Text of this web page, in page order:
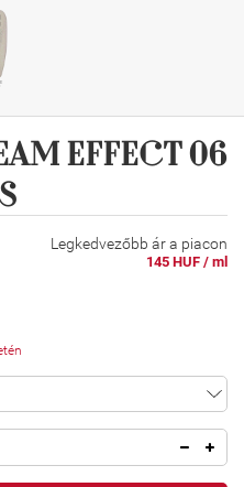
EFFECT 06
Legkedvezőbb ár a piacon
145 HUF / ml